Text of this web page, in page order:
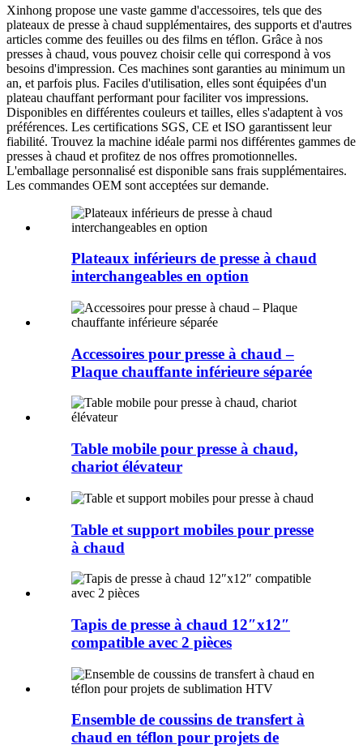
Xinhong propose une vaste gamme d'accessoires, tels que des
plateaux de presse à chaud supplémentaires, des supports et d'autres
articles comme des feuilles ou des films en téflon. Grâce à nos
presses à chaud, vous pouvez choisir celle qui correspond à vos
besoins d'impression. Ces machines sont garanties au minimum un
an, et parfois plus. Faciles d'utilisation, elles sont équipées d'un
plateau chauffant performant pour faciliter vos impressions.
Disponibles en différentes couleurs et tailles, elles s'adaptent à vos
préférences. Les certifications SGS, CE et ISO garantissent leur
fiabilité. Trouvez la machine idéale parmi nos différentes gammes de
presses à chaud et profitez de nos offres promotionnelles.
L'emballage personnalisé est disponible sans frais supplémentaires.
Les commandes OEM sont acceptées sur demande.
Plateaux inférieurs de presse à chaud
interchangeables en option
Accessoires pour presse à chaud –
Plaque chauffante inférieure séparée
Table mobile pour presse à chaud,
chariot élévateur
Table et support mobiles pour presse
à chaud
Tapis de presse à chaud 12″x12″
compatible avec 2 pièces
Ensemble de coussins de transfert à
chaud en téflon pour projets de